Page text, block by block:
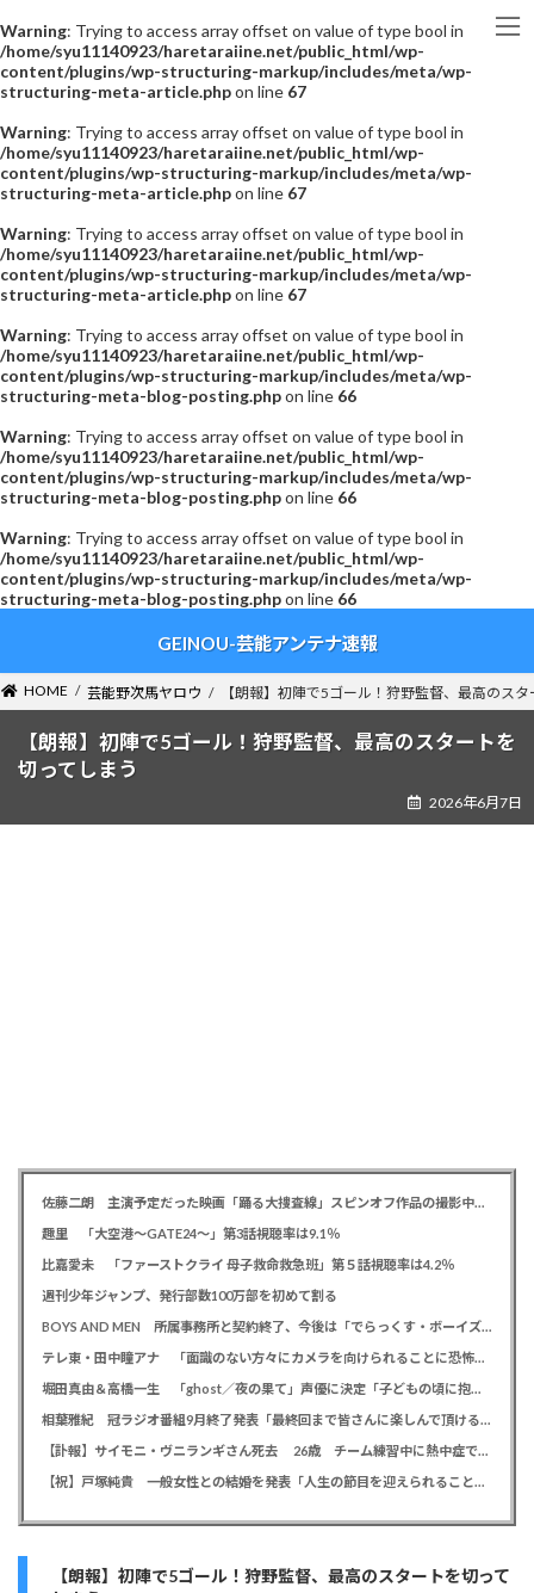
Warning: Trying to access array offset on value of type bool in
/home/syu11140923/haretaraiine.net/public_html/wp-
content/plugins/wp-structuring-markup/includes/meta/wp-
structuring-meta-article.phpon line 67
Warning: Trying to access array offset on value of type bool in
/home/syu11140923/haretaraiine.net/public_html/wp-
content/plugins/wp-structuring-markup/includes/meta/wp-
structuring-meta-article.phpon line 67
Warning: Trying to access array offset on value of type bool in
/home/syu11140923/haretaraiine.net/public_html/wp-
content/plugins/wp-structuring-markup/includes/meta/wp-
structuring-meta-article.phpon line 67
Warning: Trying to access array offset on value of type bool in
/home/syu11140923/haretaraiine.net/public_html/wp-
content/plugins/wp-structuring-markup/includes/meta/wp-
structuring-meta-blog-posting.phpon line 66
Warning: Trying to access array offset on value of type bool in
/home/syu11140923/haretaraiine.net/public_html/wp-
content/plugins/wp-structuring-markup/includes/meta/wp-
structuring-meta-blog-posting.phpon line 66
Warning: Trying to access array offset on value of type bool in
/home/syu11140923/haretaraiine.net/public_html/wp-
content/plugins/wp-structuring-markup/includes/meta/wp-
structuring-meta-blog-posting.phpon line 66
ン
ツ
ー
シ
GEINOU-芸能アンテナ速報
HOME 芸能野次馬ヤロウ 【朗報】初陣で5ゴール！狩野監督、最高のス
【朗報】初陣で5ゴール！狩野監督、最高のスタートを
切ってしまう
2026年6月7日
佐藤二朗 主演予定だった映画「踊る大捜査線」スピンオフ作品の撮影中止が正式に決定か
趣里 「大空港～GATE24～」第3話視聴率は9.1％
比嘉愛未 「ファーストクライ 母子救命救急班」第５話視聴率は4.2％
週刊少年ジャンプ、発行部数100万部を初めて割る
BOYS AND MEN 所属事務所と契約終了、今後は「でらっくす・ボーイズ」として活動
テレ東・田中瞳アナ 「面識のない方々にカメラを向けられることに恐怖を」 ロケ撮影時に勝手に撮影してくる人に注意喚起
堀田真由＆高橋一生 「ghost／夜の果て」声優に決定「子どもの頃に抱いていた言葉にはできない沢山の感情を思い出しました」
相葉雅紀 冠ラジオ番組9月終了発表「最終回まで皆さんに楽しんで頂ける番組を」、ファンからは悲しみの声
【訃報】サイモニ・ヴニランギさん死去 26歳 チーム練習中に熱中症で搬送 ラグビー・九州電力キューデンヴォルテクス選手
【祝】戸塚純貴 一般女性との結婚を発表「人生の節目を迎えられること、心より感謝しております」
【朗報】初陣で5ゴール！狩野監督、最高のスタートを切って